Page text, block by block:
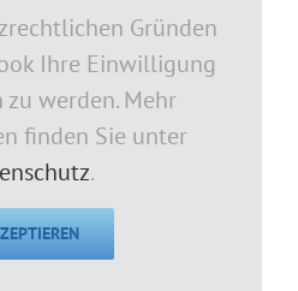
Gründen
Ihre Einwilligung
werden. Mehr
finden Sie unter
.